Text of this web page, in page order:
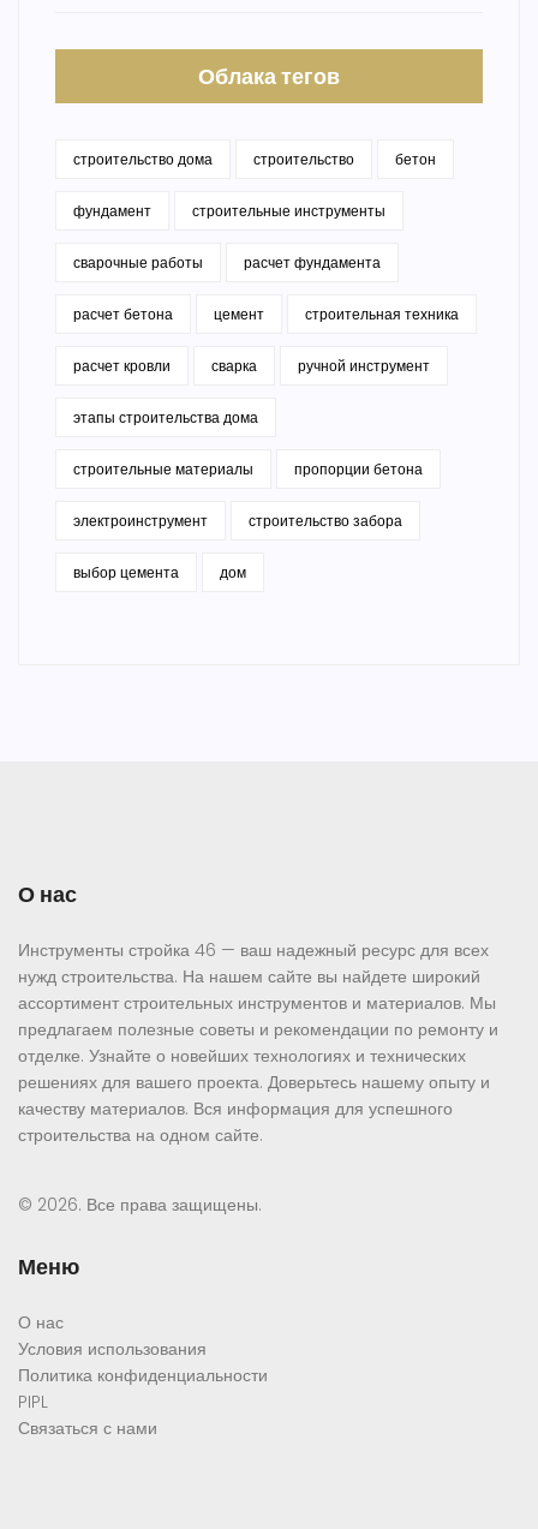
Облака тегов
строительство дома строительство бетон
фундамент строительные инструменты
сварочные работы расчет фундамента
расчет бетона цемент строительная техника
расчет кровли сварка ручной инструмент
этапы строительства дома
строительные материалы пропорции бетона
электроинструмент строительство забора
выбор цемента дом
О нас
Инструменты стройка 46 — ваш надежный ресурс для всех
нужд строительства. На нашем сайте вы найдете широкий
ассортимент строительных инструментов и материалов. Мы
предлагаем полезные советы и рекомендации по ремонту и
отделке. Узнайте о новейших технологиях и технических
решениях для вашего проекта. Доверьтесь нашему опыту и
качеству материалов. Вся информация для успешного
строительства на одном сайте.
© 2026. Все права защищены.
Меню
О нас
Условия использования
Политика конфиденциальности
PIPL
Связаться с нами